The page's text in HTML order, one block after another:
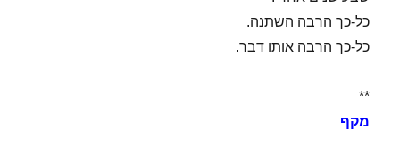
כל-כך הרבה השתנה.
כל-כך הרבה אותו דבר.
**
מקף